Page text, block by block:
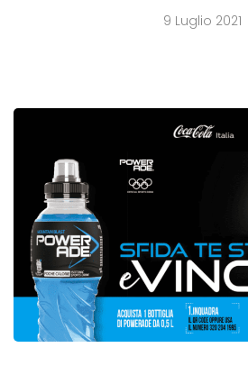
9 Luglio 2021